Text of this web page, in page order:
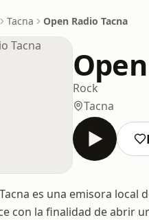
Tacna Open Radio Tacna
Rock
Tacna
es una emisora
con la finalidad de abrir